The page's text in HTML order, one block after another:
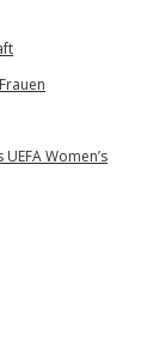
Women’s